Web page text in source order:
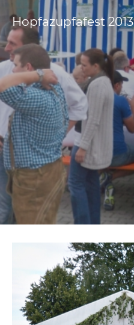
Hopfazupfafest 2013